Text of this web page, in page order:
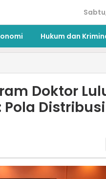
Hukum dan
Doktor